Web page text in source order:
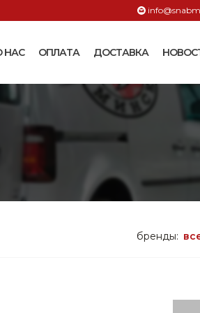
НАС ОПЛАТА ДОСТАВКА
Термошкафы
Поилки и кормушки
Бункерные кормушки и
бренды: